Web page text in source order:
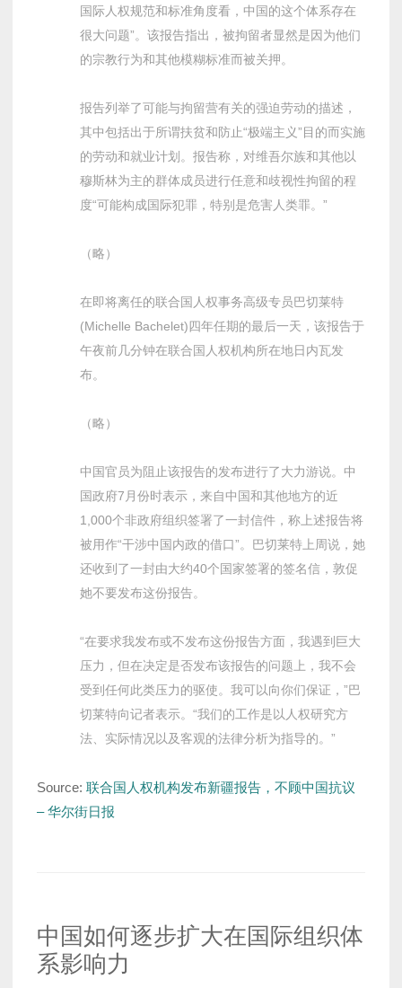
国际人权规范和标准角度看，中国的这个体系存在
很大问题”。该报告指出，被拘留者显然是因为他们
的宗教行为和其他模糊标准而被关押。
报告列举了可能与拘留营有关的强迫劳动的描述，
其中包括出于所谓扶贫和防止“极端主义”目的而实施
的劳动和就业计划。报告称，对维吾尔族和其他以
穆斯林为主的群体成员进行任意和歧视性拘留的程
度“可能构成国际犯罪，特别是危害人类罪。”
（略）
在即将离任的联合国人权事务高级专员巴切莱特
(Michelle Bachelet)四年任期的最后一天，该报告于
午夜前几分钟在联合国人权机构所在地日内瓦发
布。
（略）
中国官员为阻止该报告的发布进行了大力游说。中
国政府7月份时表示，来自中国和其他地方的近
1,000个非政府组织签署了一封信件，称上述报告将
被用作“干涉中国内政的借口”。巴切莱特上周说，她
还收到了一封由大约40个国家签署的签名信，敦促
她不要发布这份报告。
“在要求我发布或不发布这份报告方面，我遇到巨大
压力，但在决定是否发布该报告的问题上，我不会
受到任何此类压力的驱使。我可以向你们保证，”巴
切莱特向记者表示。“我们的工作是以人权研究方
法、实际情况以及客观的法律分析为指导的。”
Source: 联合国人权机构发布新疆报告，不顾中国抗议
– 华尔街日报
中国如何逐步扩大在国际组织体
系影响力